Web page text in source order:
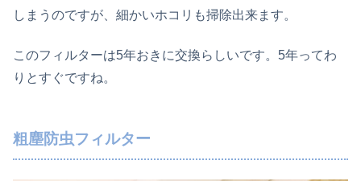
しまうのですが、細かいホコリも掃除出来ます。
このフィルターは5年おきに交換らしいです。5年ってわ
りとすぐですね。
粗塵防虫フィルター